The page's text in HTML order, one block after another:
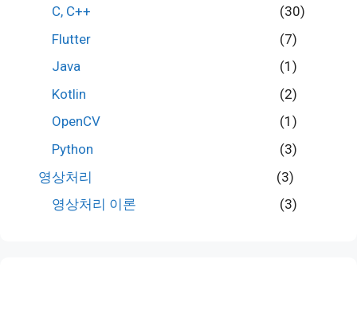
C, C++
(30)
Flutter
(7)
Java
(1)
Kotlin
(2)
OpenCV
(1)
Python
(3)
영상처리
(3)
영상처리 이론
(3)